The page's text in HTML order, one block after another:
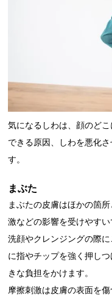
気になるしわは、顔のど
できる原因、しわを悪化
す。
まぶた
まぶたの皮膚はほかの箇
激などの影響を受けやすい
洗顔やクレンジングの際
に指やチップを強く押し
きな負担をかけます。
摩擦刺激は皮膚の表面を